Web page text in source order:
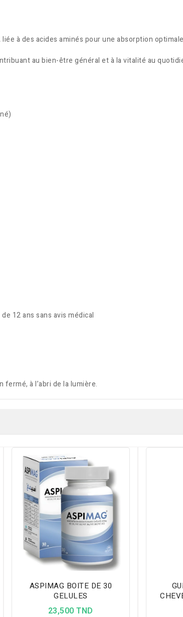
à des acides aminés pour une absorption
au bien-être général et à la vitalité au
12 ans sans avis médical
à l’abri de la lumière.
ASPIMAG BOITE DE 30
GELULES
23,500 TND